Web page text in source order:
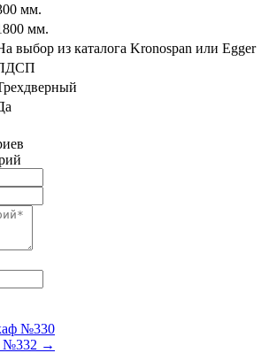
мм.
мм.
выбор из каталога Kronospan или Egger
№330
№332 →